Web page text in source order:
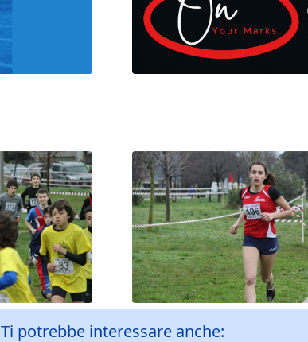
Ti potrebbe interessare anche: